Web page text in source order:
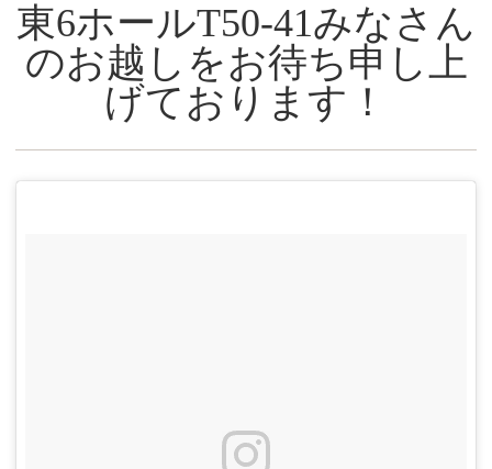
東6ホールT50-41みなさん
のお越しをお待ち申し上
げております！